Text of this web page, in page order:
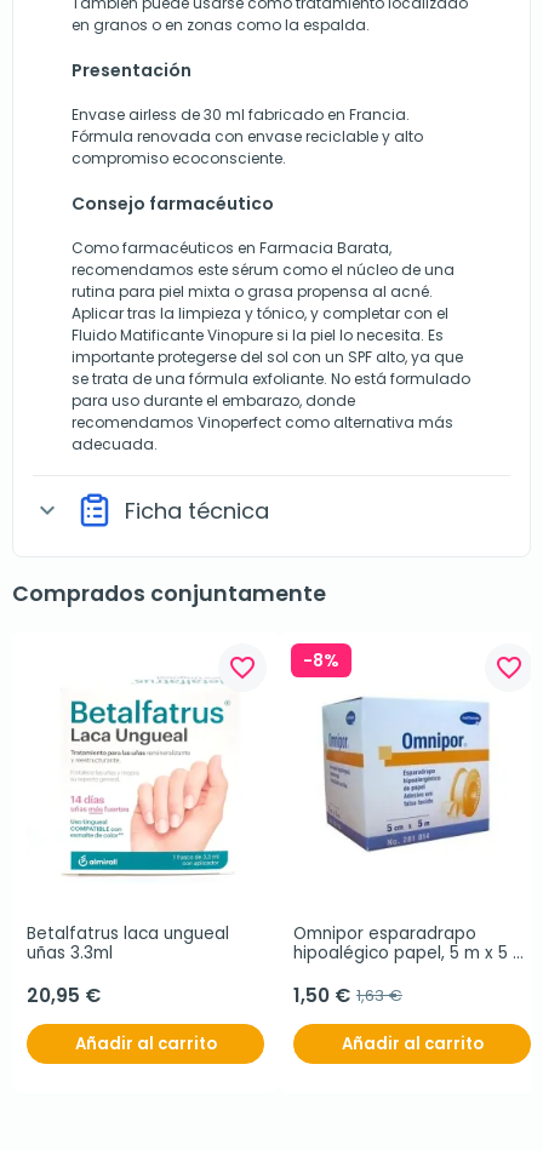
en granos o en zonas como la espalda.
Presentación
Envase airless de 30 ml fabricado en Francia.
Fórmula renovada con envase reciclable y alto
compromiso ecoconsciente.
Consejo farmacéutico
Como farmacéuticos en Farmacia Barata,
recomendamos este sérum como el núcleo de una
rutina para piel mixta o grasa propensa al acné.
Aplicar tras la limpieza y tónico, y completar con el
Fluido Matificante Vinopure si la piel lo necesita. Es
importante protegerse del sol con un SPF alto, ya que
se trata de una fórmula exfoliante. No está formulado
para uso durante el embarazo, donde
recomendamos Vinoperfect como alternativa más
adecuada.
expand_more Ficha técnica
Comprados conjuntamente
favorite_border
Betalfatrus laca ungueal
uñas 3.3ml
20,95 €
Añadir al carrito
-8% favorite_border
Omnipor esparadrapo
hipoalégico papel, 5 m x 5
1,50 € 1,63 €
Añadir al carrito